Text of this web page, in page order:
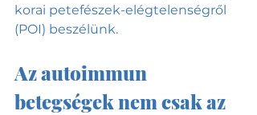
korai petefészek-elégtelenségről
(POI) beszélünk.
Az autoimmun
betegségek nem csak az